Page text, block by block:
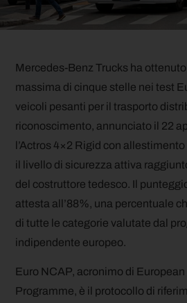
Mercedes-Benz Trucks ha
massima di cinque stelle nei test
veicoli pesanti per il trasporto
riconoscimento, annunciato il 22
l’Actros 4×2 Rigid con
il livello di sicurezza attiva
del costruttore tedesco. Il
attesta all’88%, una percentuale
di tutte le categorie valutate dal
indipendente europeo.
Euro NCAP, acronimo di
Programme, è il protocollo di